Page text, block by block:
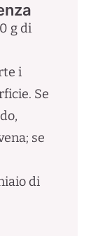
g di
i
Se
se
di